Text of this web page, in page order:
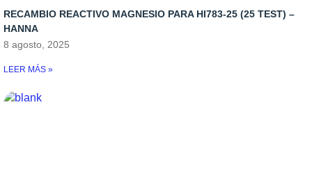
RECAMBIO REACTIVO MAGNESIO PARA HI783-25 (25 TEST) –
HANNA
8 agosto, 2025
LEER MÁS »